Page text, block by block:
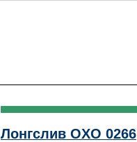
Лонгслив OXO 0266